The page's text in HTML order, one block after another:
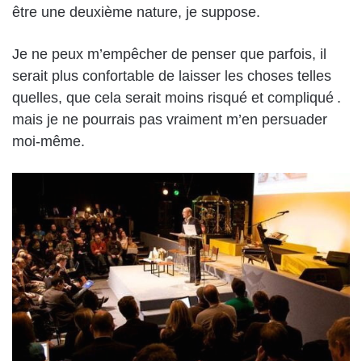
être une deuxième nature, je suppose.
Je ne peux m’empêcher de penser que parfois, il
serait plus confortable de laisser les choses telles
quelles, que cela serait moins risqué et compliqué .
mais je ne pourrais pas vraiment m’en persuader
moi-même.